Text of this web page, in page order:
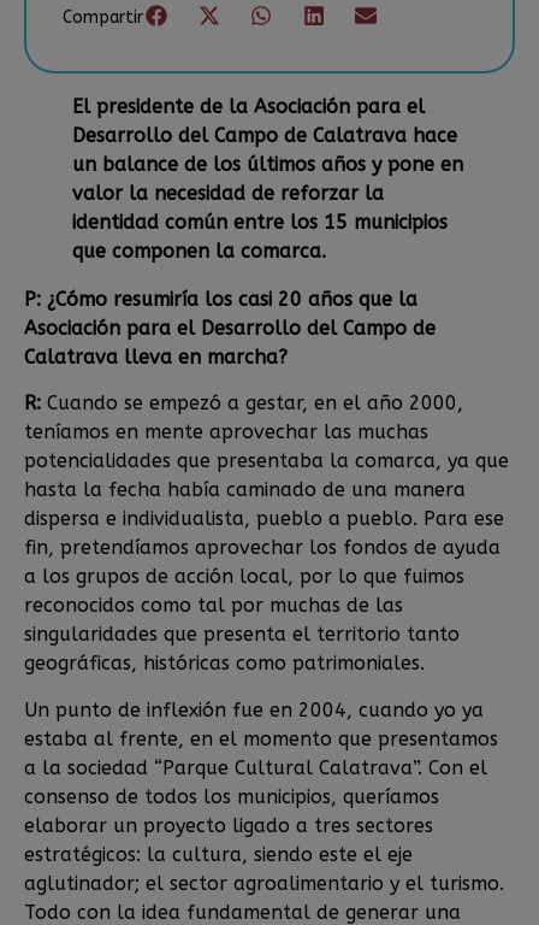
Compartir
El presidente de la Asociación para el
Desarrollo del Campo de Calatrava hace
un balance de los últimos años y pone en
valor la necesidad de reforzar la
identidad común entre los 15 municipios
que componen la comarca.
P: ¿Cómo resumiría los casi 20 años que la
Asociación para el Desarrollo del Campo de
Calatrava lleva en marcha?
R: Cuando se empezó a gestar, en el año 2000,
teníamos en mente aprovechar las muchas
potencialidades que presentaba la comarca, ya que
hasta la fecha había caminado de una manera
dispersa e individualista, pueblo a pueblo. Para ese
fin, pretendíamos aprovechar los fondos de ayuda
a los grupos de acción local, por lo que fuimos
reconocidos como tal por muchas de las
singularidades que presenta el territorio tanto
geográficas, históricas como patrimoniales.
Un punto de inflexión fue en 2004, cuando yo ya
estaba al frente, en el momento que presentamos
a la sociedad “Parque Cultural Calatrava”. Con el
consenso de todos los municipios, queríamos
elaborar un proyecto ligado a tres sectores
estratégicos: la cultura, siendo este el eje
aglutinador; el sector agroalimentario y el turismo.
Todo con la idea fundamental de generar una